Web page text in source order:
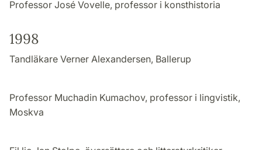
Professor José Vovelle, professor i konsthistoria
1998
Tandläkare Verner Alexandersen, Ballerup
Professor Muchadin Kumachov, professor i lingvistik,
Moskva